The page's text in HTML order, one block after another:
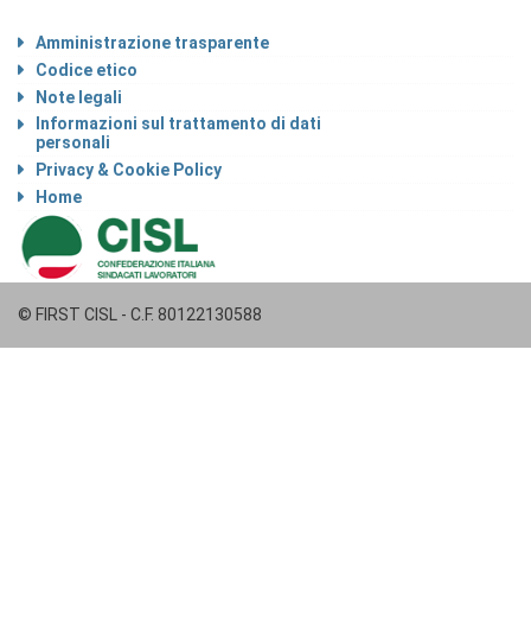
Amministrazione trasparente
Codice etico
Note legali
Informazioni sul trattamento di dati
personali
Privacy & Cookie Policy
Home
© FIRST CISL - C.F. 80122130588